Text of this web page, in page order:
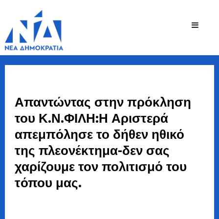
Ζήσης
Bουλευτής Ν.
Απαντώντας στην πρόκληση
του Κ.Ν.ΦΙΛΗ:Η Αριστερά
απεμπόλησε το δήθεν ηθικό
της πλεονέκτημα-δεν σας
χαρίζουμε τον πολιτισμό του
τόπου μας.